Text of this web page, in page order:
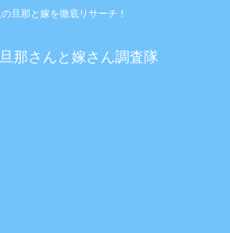
旦那と嫁を徹底リサーチ！
那さんと嫁さん調査隊